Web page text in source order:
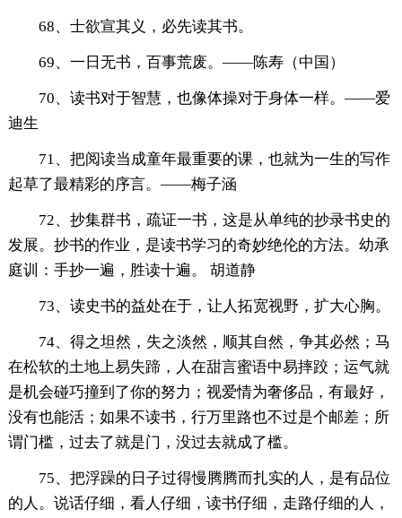
68、士欲宣其义，必先读其书。
69、一日无书，百事荒废。——陈寿（中国）
70、读书对于智慧，也像体操对于身体一样。——爱
迪生
71、把阅读当成童年最重要的课，也就为一生的写作
起草了最精彩的序言。——梅子涵
72、抄集群书，疏证一书，这是从单纯的抄录书史的
发展。抄书的作业，是读书学习的奇妙绝伦的方法。幼承
庭训：手抄一遍，胜读十遍。 胡道静
73、读史书的益处在于，让人拓宽视野，扩大心胸。
74、得之坦然，失之淡然，顺其自然，争其必然；马
在松软的土地上易失蹄，人在甜言蜜语中易摔跤；运气就
是机会碰巧撞到了你的努力；视爱情为奢侈品，有最好，
没有也能活；如果不读书，行万里路也不过是个邮差；所
谓门槛，过去了就是门，没过去就成了槛。
75、把浮躁的日子过得慢腾腾而扎实的人，是有品位
的人。说话仔细，看人仔细，读书仔细，走路仔细的人，